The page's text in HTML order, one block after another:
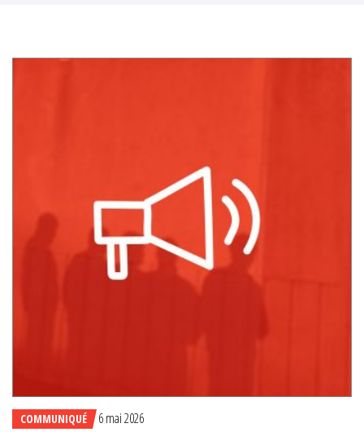
COMMUNIQUÉ 6 mai 2026